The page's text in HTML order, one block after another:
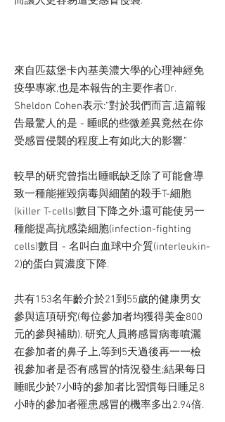
來自匹茲堡卡內基美濃大學的心理神經免
疫學專家,也是本報告的主要作者Dr.
Sheldon Cohen表示:”對於我們而言,這篇報
告最驚人的是 - 睡眠的些微差異竟然在你
受感冒侵襲的程度上有如此大的影響.”
較早的研究曾指出睡眠缺乏除了可能會導
致一種能摧毀病毒與細菌的殺手T-細胞
(killer T-cells)數目下降之外;還可能使另一
種能提高抗感染細胞(infection-fighting
cells)數目 - 名叫白血球中介質(interleukin-
2)的蛋白質濃度下降.
共有153名年齡介於21到55歲的健康男女
參與這項研究(每位參加者均獲得美金800
元的參與補助). 研究人員將感冒病毒噴灑
在參加者的鼻子上,等到5天過後再一一檢
視參加者是否有感冒的情況發生;結果每日
睡眠少於7小時的參加者比習慣每日睡足8
小時的參加者罹患感冒的機率多出2.94倍.